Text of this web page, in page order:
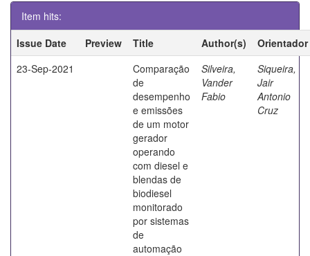
Item hits:
Issue Date
Preview Title Author(s)
Orientador
23-Sep-2021
Comparação
de
desempenho
e emissões
de um motor
gerador
operando
com diesel e
blendas de
biodiesel
monitorado
por sistemas
de
automação
Silveira,
Vander
Fabio
Siqueira,
Jair
Antonio
Cruz